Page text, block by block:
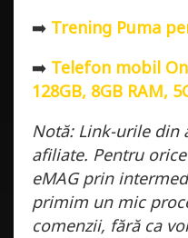
➡️ Trening Puma
➡️ Telefon mobil
128GB, 8GB RAM,
Notă: Link-urile din
afiliate. Pentru
eMAG prin
primim un mic
comenzii, fără ca